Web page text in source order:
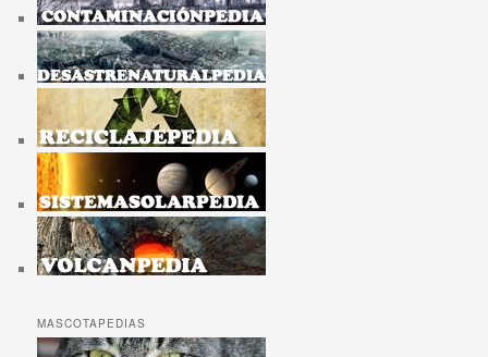
MASCOTAPEDIAS